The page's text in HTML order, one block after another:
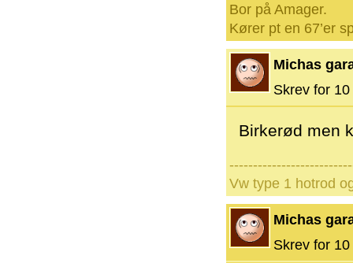
Bor på Amager.
Kører pt en 67’er
Michas
Skrev for
Birkerød men
Vw type 1 hotrod
Michas
Skrev for